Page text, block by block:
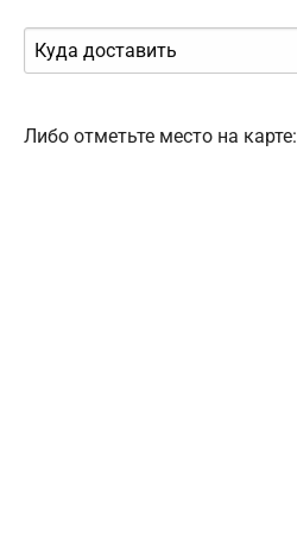
Либо отметьте место на карте: